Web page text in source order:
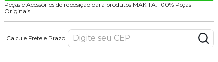
Peças e Acessórios de reposição para produtos MAKITA. 100% Peças
Originais.
Calcule Frete e Prazo